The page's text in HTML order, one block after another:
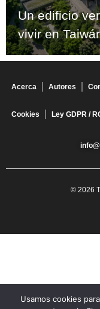
Un edificio
vivir en
Acerca Autores
Cookies Ley GDPR /
© 2026
Usamos cookies